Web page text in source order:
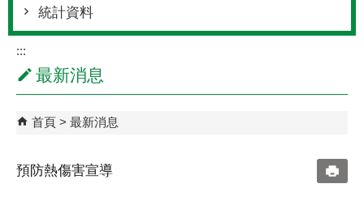
統計資料
:::
最新消息
首頁 最新消息
預防熱傷害宣導